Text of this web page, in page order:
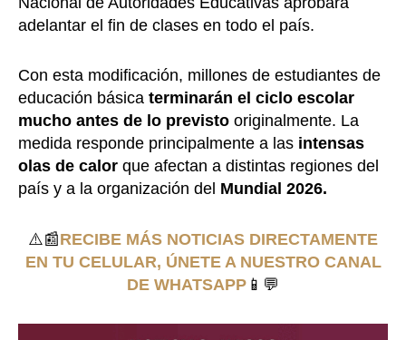
adelantar el fin de clases en todo el país.
Con esta modificación, millones de estudiantes de
educación básica terminarán el ciclo escolar
mucho antes de lo previsto originalmente. La
medida responde principalmente a las intensas
olas de calor que afectan a distintas regiones del
país y a la organización del Mundial 2026.
⚠️📰RECIBE MÁS NOTICIAS DIRECTAMENTE
EN TU CELULAR, ÚNETE A NUESTRO CANAL
DE WHATSAPP 📱💬